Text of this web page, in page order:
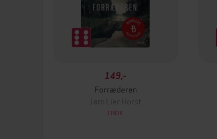
149,-
Forræderen
Jørn Lier Horst
EBOK